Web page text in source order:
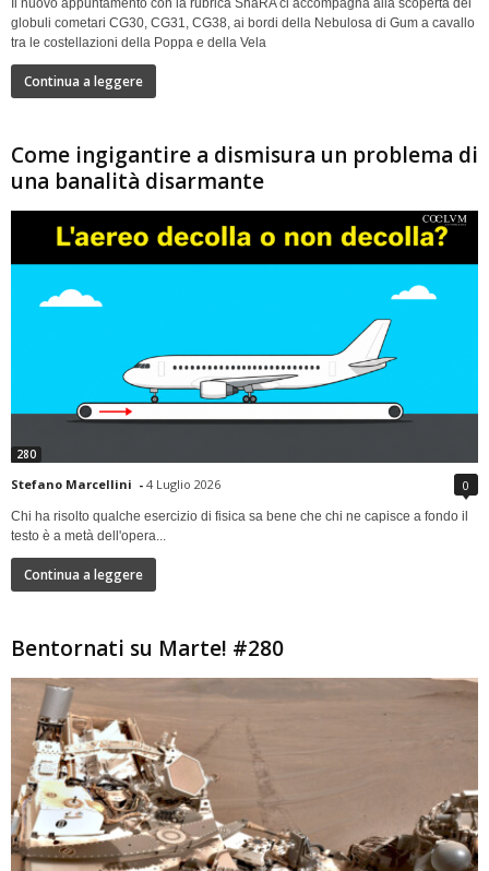
globuli cometari CG30, CG31, CG38, ai bordi della Nebulosa di Gum a cavallo
tra le costellazioni della Poppa e della Vela
Continua a leggere
Come ingigantire a dismisura un problema di
una banalità disarmante
280
Stefano Marcellini - 4 Luglio 2026 0
Chi ha risolto qualche esercizio di fisica sa bene che chi ne capisce a fondo il
testo è a metà dell'opera...
Continua a leggere
Bentornati su Marte! #280